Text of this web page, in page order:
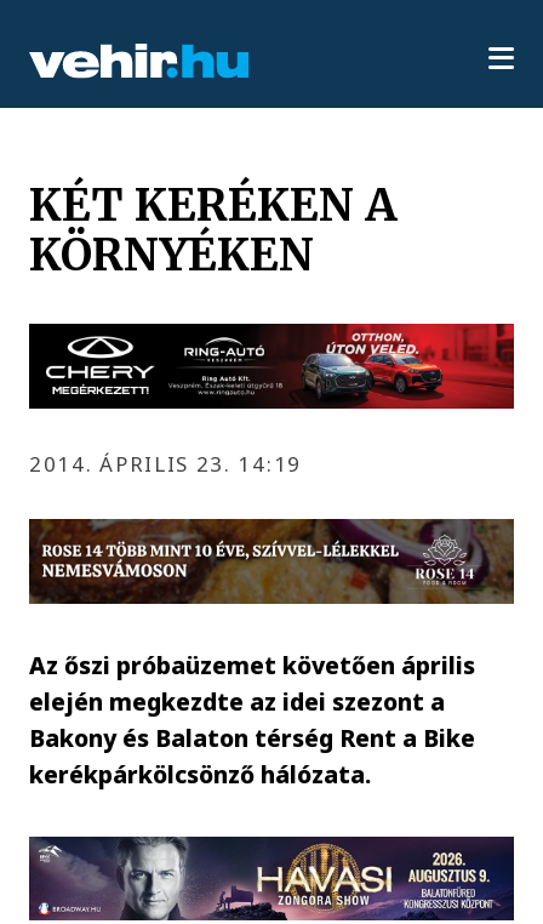
KÉT KERÉKEN A
KÖRNYÉKEN
2014. ÁPRILIS 23. 14:19
Az őszi próbaüzemet követően április
elején megkezdte az idei szezont a
Bakony és Balaton térség Rent a Bike
kerékpárkölcsönző hálózata.